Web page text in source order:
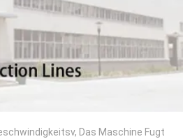
Das Maschine Fugt